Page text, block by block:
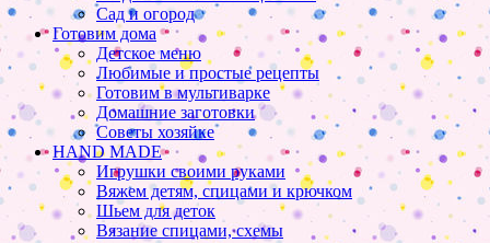
Сад и огород
Готовим дома
Детское меню
Любимые и простые рецепты
Готовим в мультиварке
Домашние заготовки
Советы хозяйке
HAND MADE
Игрушки своими руками
Вяжем детям, спицами и крючком
Шьем для деток
Вязание спицами, схемы